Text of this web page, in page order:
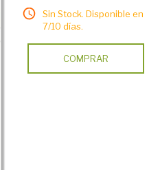
Sin Stock. Disponible en
7/10 días.
COMPRAR